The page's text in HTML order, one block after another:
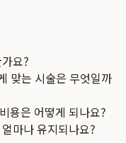
요?
맞는 시술은 무엇일까
용은 어떻게 되나요?
마나 유지되나요?